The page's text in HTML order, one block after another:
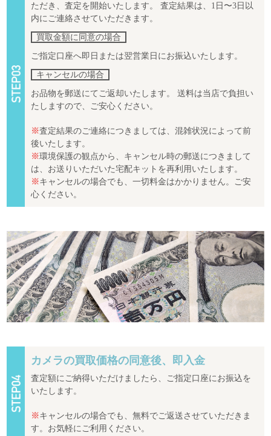
ただき、査定を開始いたします。 査定結果は、1日〜3日以
内にご連絡させていただきます。
買取金額に同意の場合
ご指定口座へ即日または翌営業日にお振込いたします。
キャンセルの場合
お品物を郵送にてご返却いたします。 送料は当店で負担い
たしますので、ご安心ください。
※査定結果のご連絡につきましては、混雑状況によって前
後いたします。
※環境保護の観点から、キャンセル時の郵送につきまして
は、お送りいただいた宅配キットを再利用いたします。
※キャンセルの場合でも、一切料金はかかりません。ご安
心ください。
カメラの買取価格の同意後、即入金
査定額にご納得いただけましたら、ご指定口座にお振込を
いたします。
※キャンセルの場合でも、無料でご返送させていただきま
す。お気軽にご利用ください。